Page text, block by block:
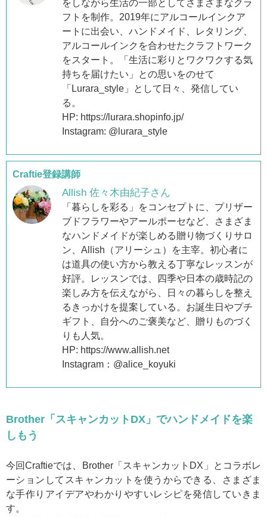
をしながら生活の一部としてさまざまなクラ
フトを制作。2019年にアルコールインクア
ートに出会い、ハンドメイド、レタリング、
アルコールインクを合わせたクラフトワーク
をスタート。「生活に彩りとワクワクする気
持ちを届けたい」との思いをのせて
「Lurara_style」として日々、発信してい
る。
HP: https://lurara.shopinfo.jp/
Instagram: @lurara_style
Craftie登録講師
Allish 佐々木由紀子さん
「暮らしを彩る」をコンセプトに、プリザー
ブドフラワーやアールポーセなど、さまざま
なハンドメイドが楽しめる贈り物づくりサロ
ン、Allish（アリーシュ）を主宰。初心者に
は道具の使い方から教える丁寧なレッスンが
好評。レッスンでは、四季や日本の歳時記の
楽しみ方を伝えながら、日々の暮らしを整え
るきっかけを提案している。お誕生日やプチ
ギフト、自分へのご褒美など、贈りものづく
りも人気。
HP: https://www.allish.net
Instagram：@alice_koyuki
Brother「スキャンカットDX」でハンドメイドを楽
しもう
今回Craftieでは、Brother「スキャンカットDX」とコラボレ
ーションしてスキャンカットを使うからできる、さまざま
な手作りアイデアやわかりやすいレシピを発信していきま
す。